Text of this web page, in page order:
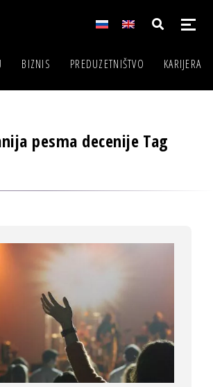
BIZNIS PREDUZETNIŠTVO KARIJERA
pesma decenije Tag